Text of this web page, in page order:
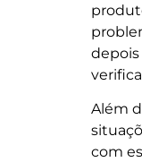
depois
Além
com